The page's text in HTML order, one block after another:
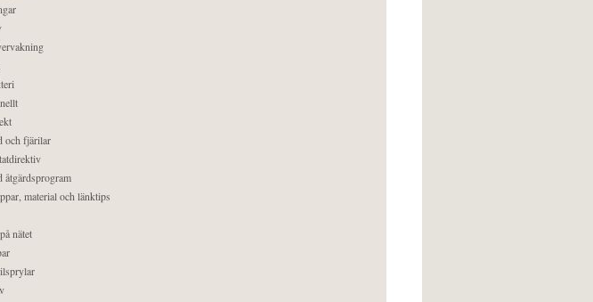
och fjärilar
åtgärdsprogram
material och länktips
nätet